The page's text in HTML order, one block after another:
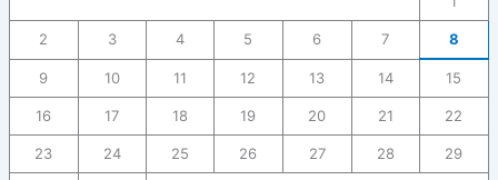
2 3 4 5 6 7 8
9 10 11 12 13 14 15
16 17 18 19 20 21 22
23 24 25 26 27 28 29